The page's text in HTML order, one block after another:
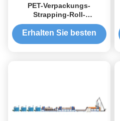
PET-Verpackungs-
Strapping-Roll-
Fertigungsmaschine hohe
Genauigkeit
Erhalten Sie besten